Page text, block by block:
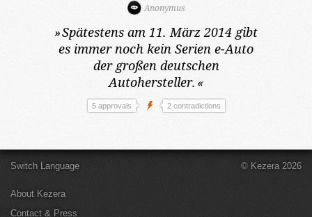
Anonymus
»Spätestens am 11. März 2014 gibt
es immer noch kein Serien e-Auto
der großen deutschen
Autohersteller. «
5 approvals 2 contradictions
Switch Language
About Kezera
Contact & Press
© Kezera 2026